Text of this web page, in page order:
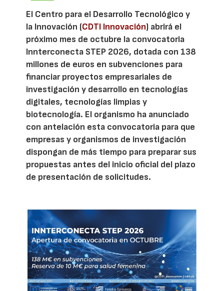
El Centro para el Desarrollo Tecnológico y
la Innovación (CDTI Innovación) abrirá el
próximo mes de octubre la convocatoria
Innterconecta STEP 2026, dotada con 138
millones de euros en subvenciones para
financiar proyectos empresariales de
investigación y desarrollo en tecnologías
digitales, tecnologías limpias y
biotecnología. El organismo ha anunciado
con antelación esta convocatoria para que
empresas y organismos de investigación
dispongan de más tiempo para preparar sus
propuestas antes del inicio oficial del plazo
de presentación de solicitudes.